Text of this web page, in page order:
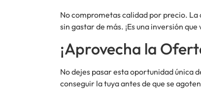
No comprometas calidad por precio.
sin gastar de más. ¡Es una inversión que
¡Aprovecha la
No dejes pasar esta oportunidad única
conseguir la tuya antes de que se